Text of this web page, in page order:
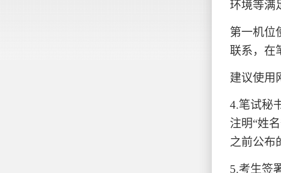
环境等满
第一机位
联系，在
建议使用
4.笔试秘
注明“姓
之前公布
5.考生签